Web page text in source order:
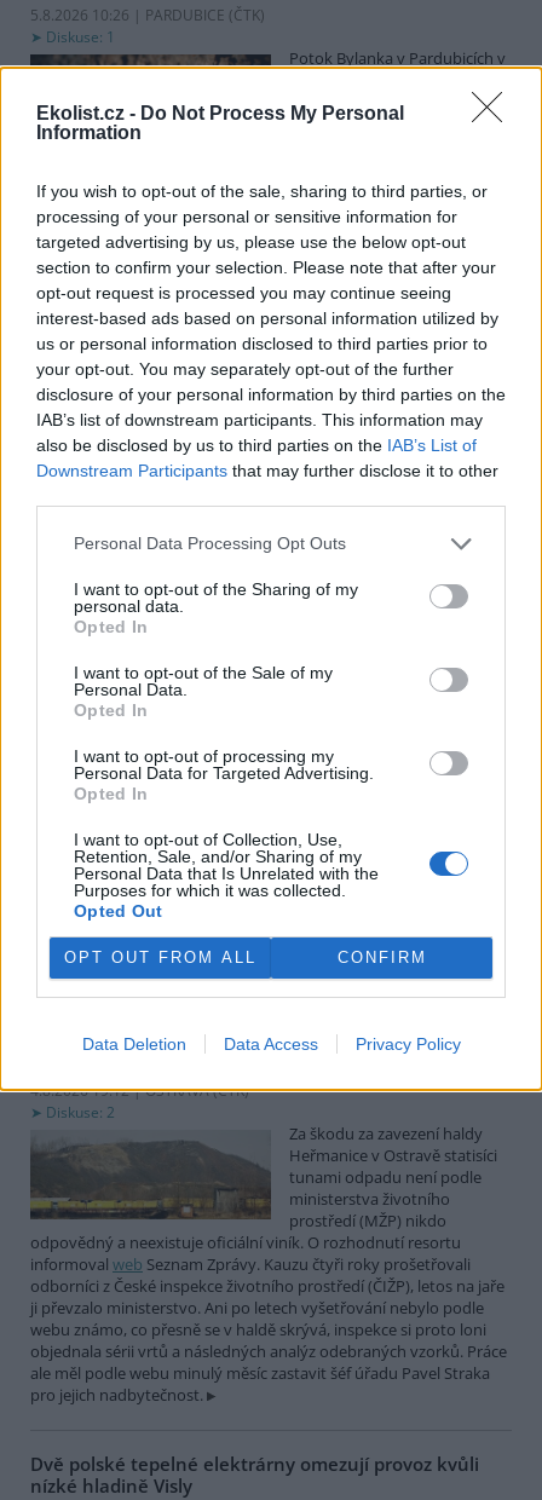
Ekolist.cz - Do Not Process My Personal
Information
If you wish to opt-out of the sale, sharing to third parties, or
processing of your personal or sensitive information for
targeted advertising by us, please use the below opt-out
section to confirm your selection. Please note that after your
opt-out request is processed you may continue seeing
interest-based ads based on personal information utilized by
us or personal information disclosed to third parties prior to
your opt-out. You may separately opt-out of the further
disclosure of your personal information by third parties on the
IAB’s list of downstream participants. This information may
also be disclosed by us to third parties on the IAB’s List of
Downstream Participants that may further disclose it to other
Personal Data Processing Opt Outs
I want to opt-out of the Sharing of my
personal data.
Opted In
I want to opt-out of the Sale of my
Personal Data.
Opted In
I want to opt-out of processing my
Personal Data for Targeted Advertising.
Opted In
I want to opt-out of Collection, Use,
Retention, Sale, and/or Sharing of my
Personal Data that Is Unrelated with the
Purposes for which it was collected.
Opted Out
OPT OUT FROM ALL CONFIRM
Data Deletion Data Access Privacy Policy
5.8.2026 10:26 | PARDUBICE (ČTK)
Diskuse: 1
Potok Bylanka v Pardubicích v
průtoků a suchého počasí
vyschl. Městský obvod VI chce
Povodí Labe. Organizace ale požadavek odmítla s tím, že údržbu
dělala už v červnu a další zásah v tuto chvíli neplánuje, zjistila ČTK.
Červený chce peníze ušetřené za rekultivaci rozdělit
obcím podle původní dohody
5.8.2026 01:29 (ČTK)
Diskuse: 2
Ministr životního prostředí
Igor Červený (Motoristé) chce
peníze, které Severní
energetická ušetřila na
rekultivacích hnědouhelného
lomu ČSA na Mostecku, rozdělit obcím podle původní dohody.
obcím prostřednictvím Státního fondu životního prostředí (SFŽP),
využití peněz a že chce ohledně výše podpory jednat přímo s
obcemi v okolí těžební oblasti. Červeného krok překvapil, postup
společnosti sleduje se znepokojením. Společnost patří do
Italské zemědělce trápí listokaz japonský ničící vinice i
5.8.2026 01:12 | ŘÍM (ČTK)
Diskuse: 2
měňavými krovkami, jejichž
původní domovinou je
Japonsko, se stávají čím dál
sadech a vinicích a zanechávají za sebou listy s vykousanými
mřížkami, což oslabuje rostliny a snižuje úrodu, napsala agentura
AP.
Ministerstvo v kauze haldy Heřmanice rozhodlo, že
4.8.2026 19:12 | OSTRAVA (ČTK)
Diskuse: 2
Za škodu za zavezení haldy
Heřmanice v Ostravě statisíci
tunami odpadu není podle
ministerstva životního
prostředí (MŽP) nikdo
odpovědný a neexistuje oficiální viník. O rozhodnutí resortu
informoval web Seznam Zprávy. Kauzu čtyři roky prošetřovali
odborníci z České inspekce životního prostředí (ČIŽP), letos na jaře
ji převzalo ministerstvo. Ani po letech vyšetřování nebylo podle
webu známo, co přesně se v haldě skrývá, inspekce si proto loni
objednala sérii vrtů a následných analýz odebraných vzorků. Práce
ale měl podle webu minulý měsíc zastavit šéf úřadu Pavel Straka
pro jejich nadbytečnost.
Dvě polské tepelné elektrárny omezují provoz kvůli
nízké hladině Visly